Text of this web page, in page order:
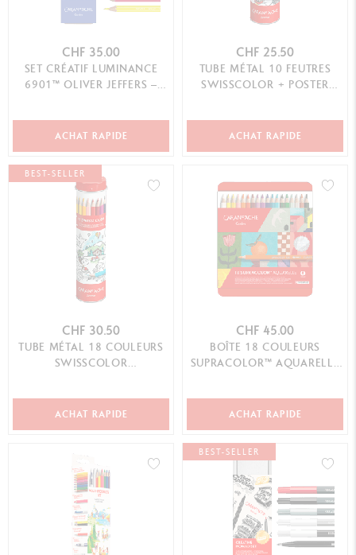
CHF 35.00
SET CRÉATIF LUMINANCE
6901™ OLIVER JEFFERS –
ACHAT RAPIDE
CHF 25.50
TUBE MÉTAL 10 FEUTRES
SWISSCOLOR + POSTER
ACHAT RAPIDE
BEST-SELLER
CHF 30.50
TUBE MÉTAL 18 COULEURS
SWISSCOLOR
ACHAT RAPIDE
CHF 45.00
BOÎTE 18 COULEURS
SUPRACOLOR™ AQUARELLE
ACHAT RAPIDE
BEST-SELLER